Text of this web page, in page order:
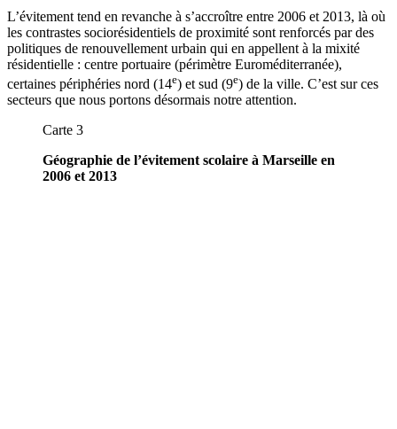
L’évitement tend en revanche à s’accroître entre 2006 et 2013, là où
les contrastes sociorésidentiels de proximité sont renforcés par des
politiques de renouvellement urbain qui en appellent à la mixité
résidentielle : centre portuaire (périmètre Euroméditerranée),
certaines périphéries nord (14e) et sud (9e) de la ville. C’est sur ces
secteurs que nous portons désormais notre attention.
Carte 3
Géographie de l’évitement scolaire à Marseille en
2006 et 2013